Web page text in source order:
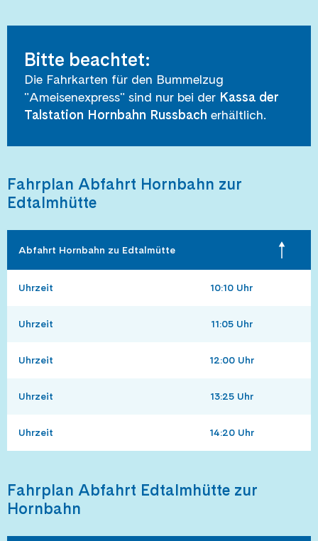
Bitte beachtet:
Die Fahrkarten für den Bummelzug
"Ameisenexpress" sind nur bei der Kassa der
Talstation Hornbahn Russbach erhältlich.
Fahrplan Abfahrt Hornbahn zur
Edtalmhütte
Abfahrt Hornbahn zu Edtalmütte
Uhrzeit 10:10 Uhr
Uhrzeit 11:05 Uhr
Uhrzeit 12:00 Uhr
Uhrzeit 13:25 Uhr
Uhrzeit 14:20 Uhr
Fahrplan Abfahrt Edtalmhütte zur
Hornbahn